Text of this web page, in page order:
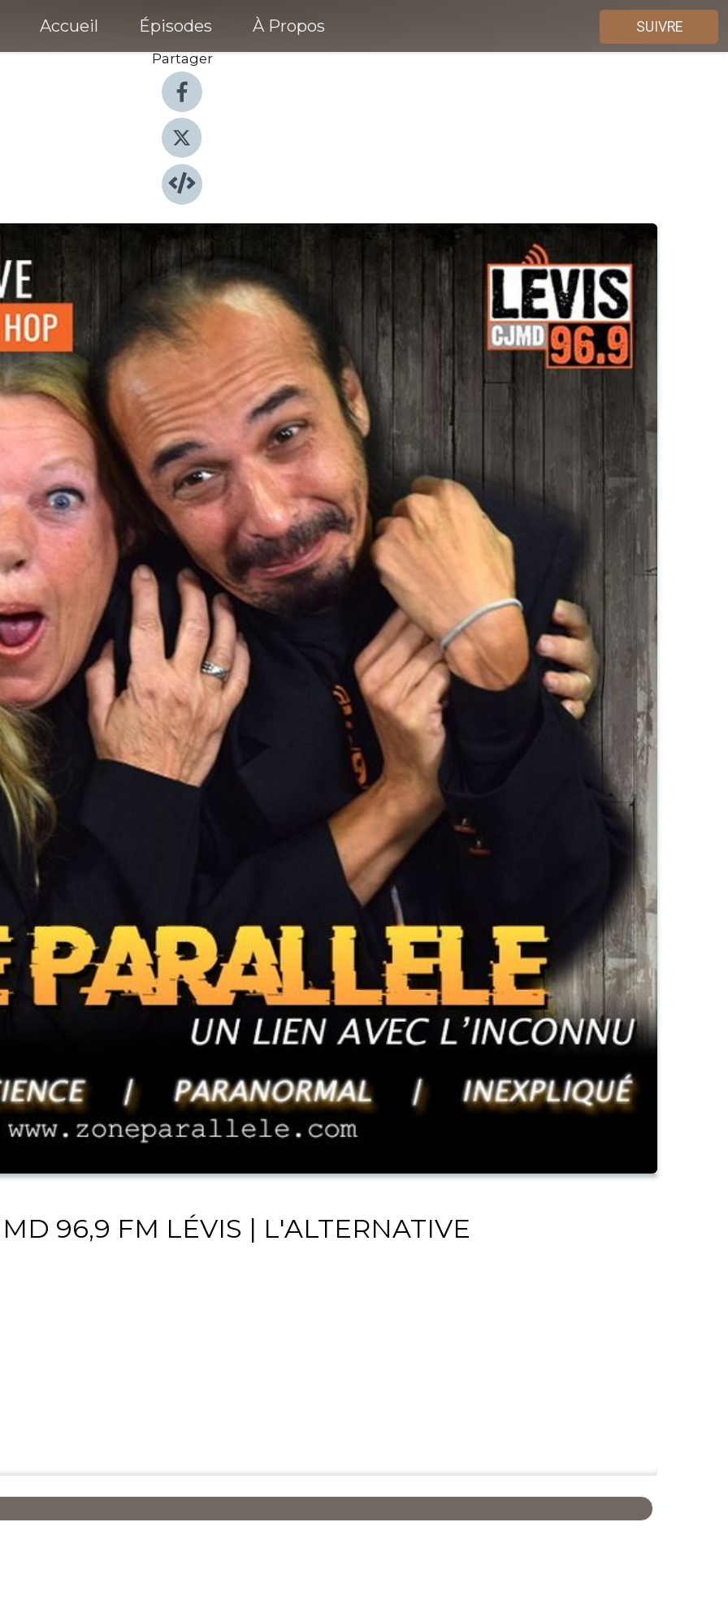
Accueil Épisodes À Propos
SUIVRE
Partager
96,9 FM LÉVIS | L'ALTERNATIVE